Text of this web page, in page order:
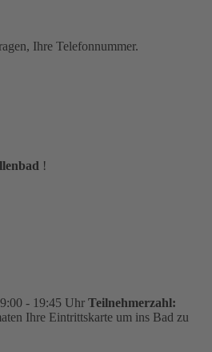
Ihre Telefonnummer.
!
- 19:45 Uhr Teilnehmerzahl:
Ihre Eintrittskarte um ins Bad zu